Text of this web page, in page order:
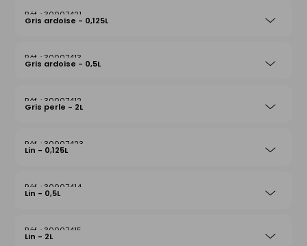
30007421
Gris ardoise - 0,125L
30007413
Gris ardoise - 0,5L
30007412
Gris perle - 2L
30007423
Lin - 0,125L
30007414
Lin - 0,5L
30007415
Lin - 2L